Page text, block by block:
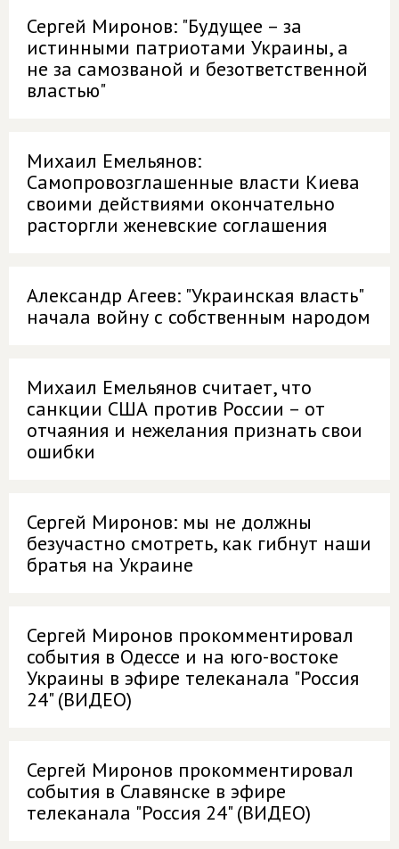
Сергей Миронов: "Будущее – за
истинными патриотами Украины, а
не за самозваной и безответственной
властью"
Михаил Емельянов:
Самопровозглашенные власти Киева
своими действиями окончательно
расторгли женевские соглашения
Александр Агеев: "Украинская власть"
начала войну с собственным народом
Михаил Емельянов считает, что
санкции США против России – от
отчаяния и нежелания признать свои
ошибки
Сергей Миронов: мы не должны
безучастно смотреть, как гибнут наши
братья на Украине
Сергей Миронов прокомментировал
события в Одессе и на юго-востоке
Украины в эфире телеканала "Россия
24" (ВИДЕО)
Сергей Миронов прокомментировал
события в Славянске в эфире
телеканала "Россия 24" (ВИДЕО)